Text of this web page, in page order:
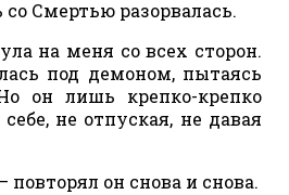
Смертью разорвалась.
на меня со всех сторон.
под демоном, пытаясь
он лишь крепко-крепко
не отпуская, не давая
он снова и снова.